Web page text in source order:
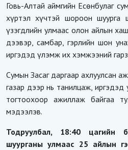
Говь-Алтай аймгийн Есөнбулаг
хүртэл хүчтэй шороон шуурга
үзэгдлийн улмаас олон айлын
дээвэр, самбар, гэрлийн шон
иргэдэд үлэмж их хэмжээний
Сумын Засаг даргаар ахлуулсан
газар дээр нь танилцаж,
тогтоохоор ажиллаж байгаа
мэдээлэв.
Тодруулбал, 18:40 цагийн
шуурганы улмаас 25 айлын